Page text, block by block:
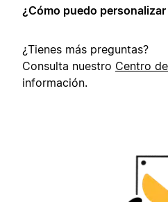
¿Cómo puedo
¿Tienes más preguntas?
Consulta nuestro Centro
información.